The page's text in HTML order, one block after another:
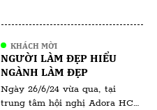
phần nâng cao sức khỏe và sắc
đẹp cho cộng đồng Việt Nam.
Chủ tịch Trần Văn Lật được
đánh giá cao bởi tầm […]
KHÁCH MỜI
NGƯỜI LÀM ĐẸP HIỂU
NGÀNH LÀM ĐẸP
Ngày 26/6/24 vừa qua, tại
trung tâm hội nghị Adora HCM